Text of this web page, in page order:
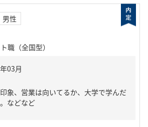
男性
職（全国型）
象、営業は向いてるか、大学で学んだ
などなど